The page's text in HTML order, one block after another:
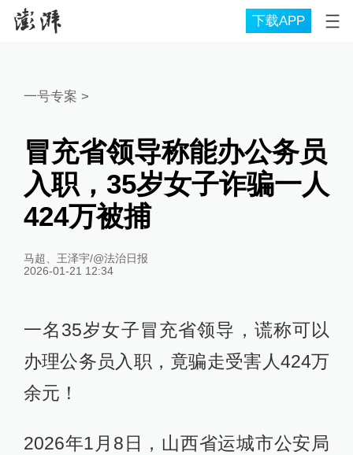
下载APP
一号专案 >
冒充省领导称能办公务员
入职，35岁女子诈骗一人
424万被捕
马超、王泽宇/@法治日报
2026-01-21 12:34
一名35岁女子冒充省领导，谎称可以
办理公务员入职，竟骗走受害人424万
余元！
2026年1月8日，山西省运城市公安局